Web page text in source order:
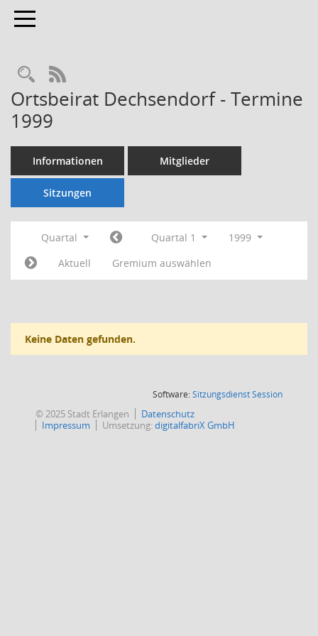
Toggle navigation
Rechercheauswahl
RSS-Feed
Ortsbeirat Dechsendorf - Termine
1999
Informationen Mitglieder
Sitzungen
Quartal Quartal 1
1999
Aktuell
Gremium auswählen
Keine Daten gefunden.
Software:SitzungsdienstSession(Wird in
© 2025 Stadt Erlangen
Datenschutz
Impressum
Umsetzung:digitalfabriX GmbH